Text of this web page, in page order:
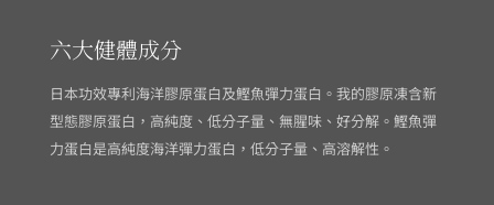
六大健體成分
日本功效專利海洋膠原蛋白及鰹魚彈力蛋白。我的膠原凍含新
型態膠原蛋白，高純度、低分子量、無腥味、好分解。鰹魚彈
力蛋白是高純度海洋彈力蛋白，低分子量、高溶解性。